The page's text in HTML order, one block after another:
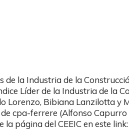
de la Industria de la
Líder de la Industria de la
Lorenzo, Bibiana Lanzilotta y
cpa-ferrere (Alfonso Capurro
página del CEEIC en este link: